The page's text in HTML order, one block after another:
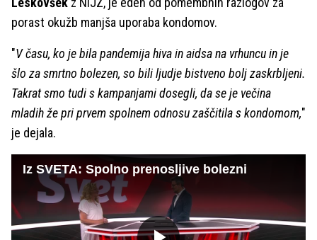
porast okužb manjša uporaba kondomov.
"V času, ko je bila pandemija hiva in aidsa na vrhuncu in je
šlo za smrtno bolezen, so bili ljudje bistveno bolj zaskrbljeni.
Takrat smo tudi s kampanjami dosegli, da se je večina
mladih že pri prvem spolnem odnosu zaščitila s kondomom,"
je dejala.
Iz SVETA: Spolno prenosljive bolezni